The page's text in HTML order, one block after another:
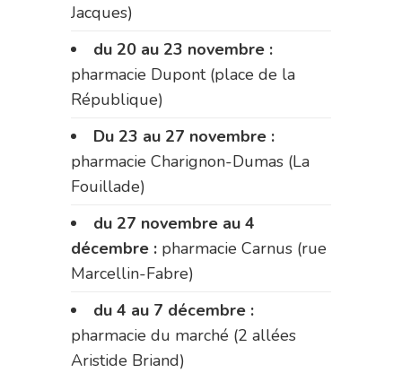
Jacques)
du 20 au 23 novembre :
pharmacie Dupont (place de la
République)
Du 23 au 27 novembre :
pharmacie Charignon-Dumas (La
Fouillade)
du 27 novembre au 4
décembre : pharmacie Carnus (rue
Marcellin-Fabre)
du 4 au 7 décembre :
pharmacie du marché (2 allées
Aristide Briand)